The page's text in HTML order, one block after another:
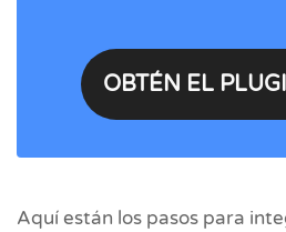
OBTÉN EL
Aquí están los pasos para